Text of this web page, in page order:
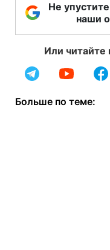
Не
наши
Или читайте
Больше по теме: